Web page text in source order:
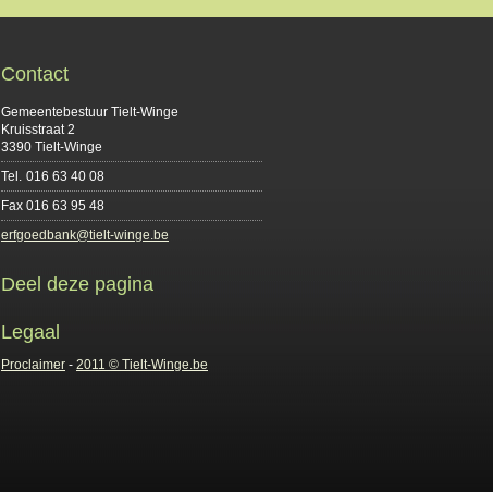
Contact
Gemeentebestuur Tielt-Winge
Kruisstraat 2
3390 Tielt-Winge
Tel. 016 63 40 08
Fax 016 63 95 48
erfgoedbank@tielt-winge.be
Deel deze pagina
Legaal
Proclaimer - 2011 © Tielt-Winge.be